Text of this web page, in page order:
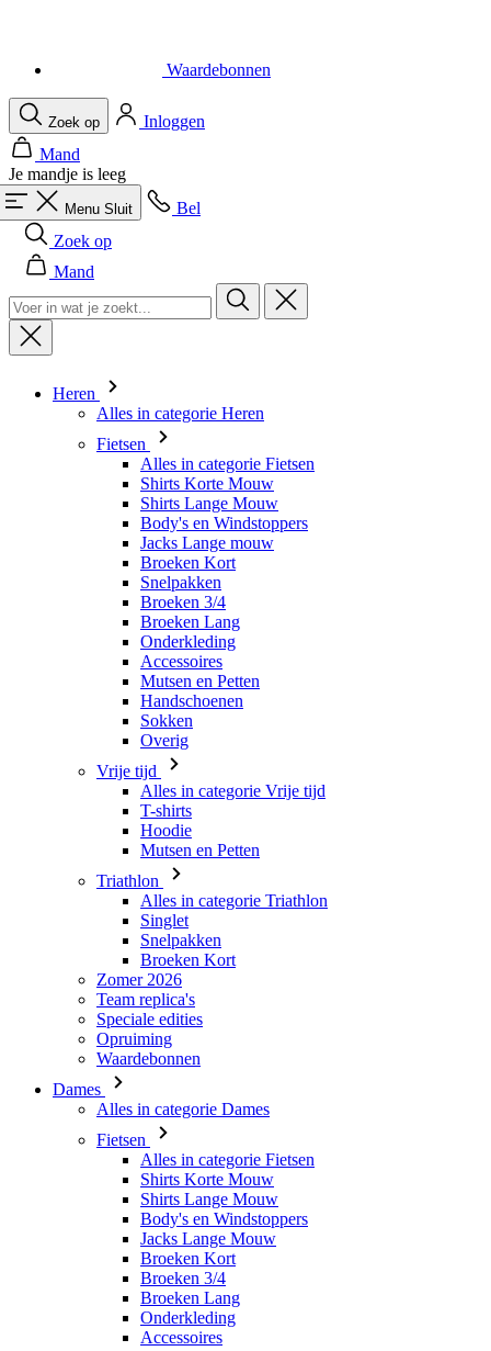
Je mandje is leeg
Menu Sluit
Bel
Zoek op
Mand
Heren
Alles in categorie Heren
Shirts Lange Mouw
Body's en Windstoppers
Jacks Lange mouw
Broeken Kort
Snelpakken
Broeken 3/4
Broeken Lang
Onderkleding
Accessoires
Mutsen en Petten
Handschoenen
Sokken
Overig
Vrije tijd
Alles in categorie Vrije tijd
T-shirts
Hoodie
Mutsen en Petten
Triathlon
Alles in categorie Triathlon
Singlet
Snelpakken
Broeken Kort
Zomer 2026
Team replica's
Speciale edities
Opruiming
Waardebonnen
Dames
Alles in categorie Dames
Fietsen
Alles in categorie Fietsen
Shirts Lange Mouw
Body's en Windstoppers
Jacks Lange Mouw
Broeken Kort
Broeken 3/4
Broeken Lang
Onderkleding
Accessoires
Mutsen en Petten
Handschoenen
Sokken
Overig